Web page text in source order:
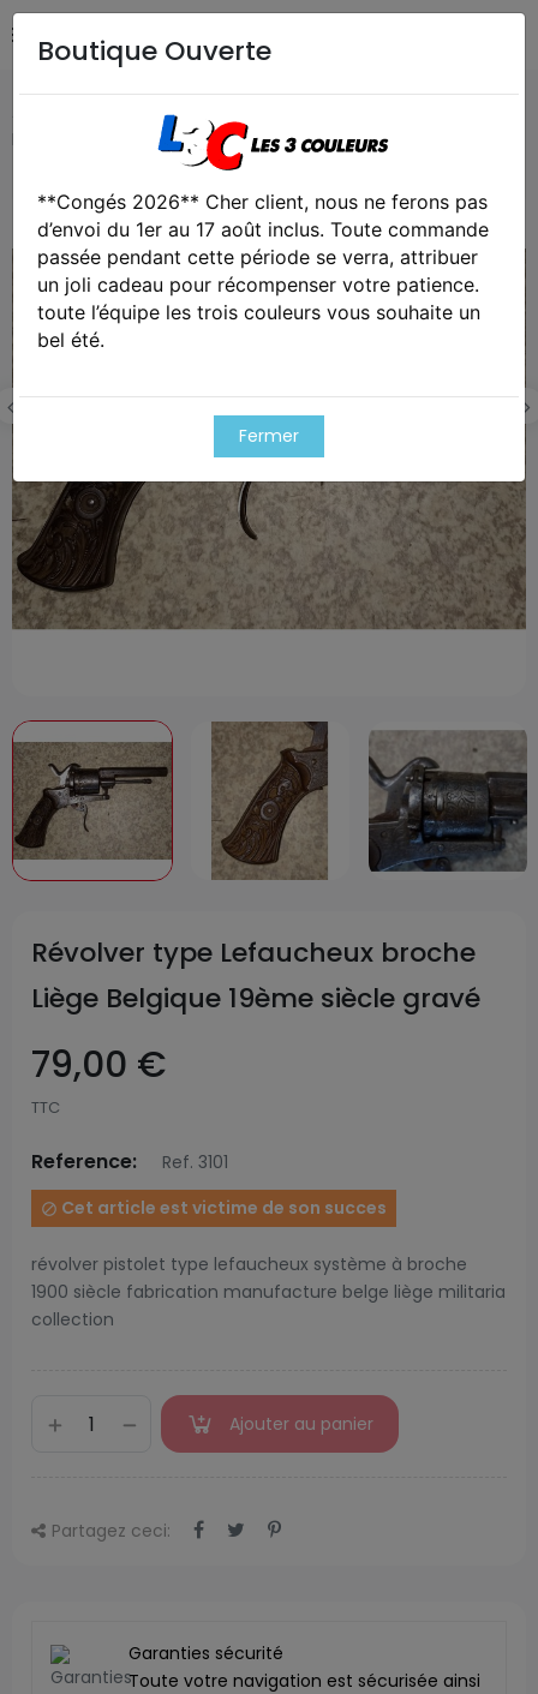
Collection
Liège Belgique 19ème siècle gravé
Cet article est victime de son succes
Révolver type Lefaucheux broche
Liège Belgique 19ème siècle gravé
79,00 €
TTC
Reference: Ref. 3101
 Cet article est victime de son succes
révolver pistolet type lefaucheux système à broche
1900 siècle fabrication manufacture belge liège militaria
collection
Ajouter au panier
Partagez ceci:
Garanties sécurité
Toute votre navigation est sécurisée ainsi
Boutique Ouverte
**Congés 2026** Cher client, nous ne ferons pas
d’envoi du 1er au 17 août inclus. Toute commande
passée pendant cette période se verra, attribuer
un joli cadeau pour récompenser votre patience.
toute l’équipe les trois couleurs vous souhaite un
bel été.
Fermer